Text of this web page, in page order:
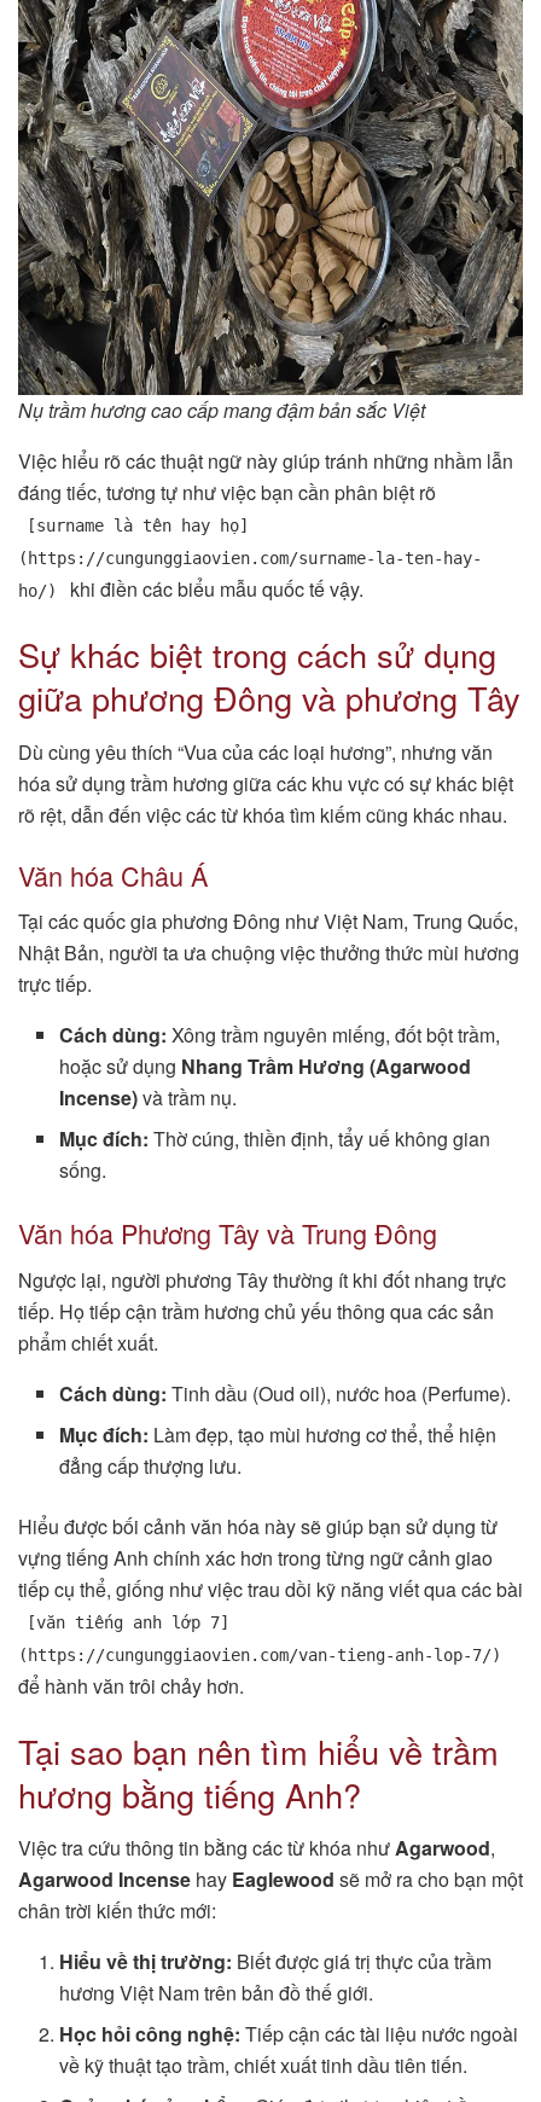
Nụ trầm hương cao cấp mang đậm bản sắc Việt
Việc hiểu rõ các thuật ngữ này giúp tránh những nhầm lẫn
đáng tiếc, tương tự như việc bạn cần phân biệt rõ
[surname là tên hay họ]
(https://cungunggiaovien.com/surname-la-ten-hay-
ho/)
khi điền các biểu mẫu quốc tế vậy.
Sự khác biệt trong cách sử dụng
giữa phương Đông và phương Tây
Dù cùng yêu thích “Vua của các loại hương”, nhưng văn
hóa sử dụng trầm hương giữa các khu vực có sự khác biệt
rõ rệt, dẫn đến việc các từ khóa tìm kiếm cũng khác nhau.
Văn hóa Châu Á
Tại các quốc gia phương Đông như Việt Nam, Trung Quốc,
Nhật Bản, người ta ưa chuộng việc thưởng thức mùi hương
trực tiếp.
Cách dùng: Xông trầm nguyên miếng, đốt bột trầm,
hoặc sử dụng Nhang Trầm Hương (Agarwood
Incense)và trầm nụ.
Mục đích: Thờ cúng, thiền định, tẩy uế không gian
sống.
Văn hóa Phương Tây và Trung Đông
Ngược lại, người phương Tây thường ít khi đốt nhang trực
tiếp. Họ tiếp cận trầm hương chủ yếu thông qua các sản
phẩm chiết xuất.
Cách dùng: Tinh dầu (Oud oil), nước hoa (Perfume).
Mục đích: Làm đẹp, tạo mùi hương cơ thể, thể hiện
đẳng cấp thượng lưu.
Hiểu được bối cảnh văn hóa này sẽ giúp bạn sử dụng từ
vựng tiếng Anh chính xác hơn trong từng ngữ cảnh giao
tiếp cụ thể, giống như việc trau dồi kỹ năng viết qua các bài
[văn tiếng anh lớp 7]
(https://cungunggiaovien.com/van-tieng-anh-lop-7/)
để hành văn trôi chảy hơn.
Tại sao bạn nên tìm hiểu về trầm
hương bằng tiếng Anh?
Việc tra cứu thông tin bằng các từ khóa nhưAgarwood,
Agarwood Incense hay Eaglewood sẽ mở ra cho bạn một
chân trời kiến thức mới:
Hiểu về thị trường: Biết được giá trị thực của trầm
hương Việt Nam trên bản đồ thế giới.
Học hỏi công nghệ: Tiếp cận các tài liệu nước ngoài
về kỹ thuật tạo trầm, chiết xuất tinh dầu tiên tiến.